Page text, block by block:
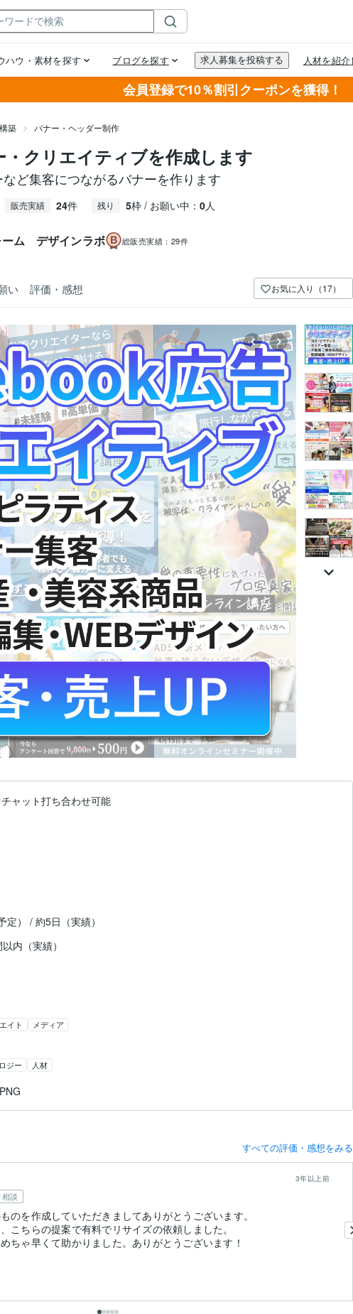
会員登録で10％割引クーポンを獲得！
築 バナー・ヘッダー制作
クリエイティブを作成します
ど集客につながるバナーを作ります
販売実績 24件 残り 5枠 / お願い中： 0人
ーム デザインラボ 総販売実績： 29件
い 評価・感想 お気に入り（17）
ャット打ち合わせ可能
定） / 約5日（実績）
内（実績）
イト メディア
ジー 人材
すべての評価・感想をみる
相談
3年以上前
のを作成していただきましてありがとうございます。
こちらの提案で有料でリサイズの依頼しました。
ちゃ早くて助かりました。ありがとうございます！